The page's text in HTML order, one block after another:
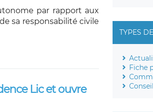
par rapport aux
sa responsabilité civile
Lic et ouvre
TYPES
Fiche